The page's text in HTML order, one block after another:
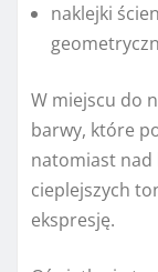
naklejki
W miejscu do
barwy, które
natomiast nad
cieplejszych
ekspresję.